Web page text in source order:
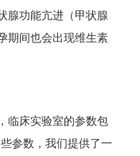
腺功能亢进（甲状腺
期间也会出现维生素
临床实验室的参数包
参数，我们提供了一